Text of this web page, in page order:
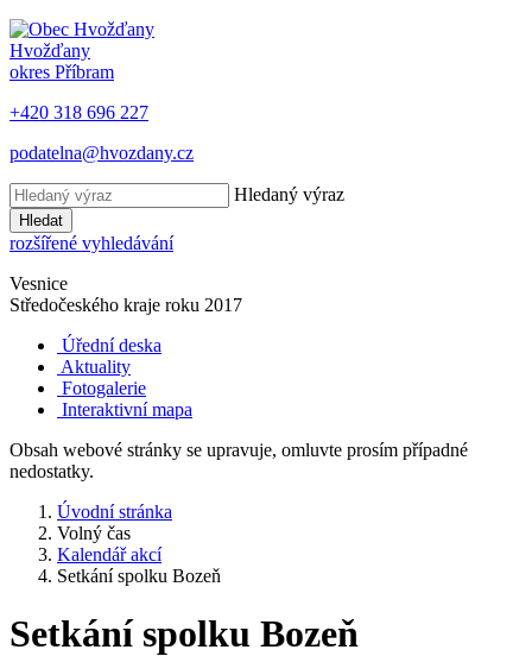
Hvožďany
okres Příbram
+420 318 696 227
podatelna@hvozdany.cz
Hledaný výraz
Hledat
rozšířené vyhledávání
Vesnice
Středočeského kraje roku 2017
Úřední deska
Aktuality
Fotogalerie
Interaktivní mapa
Obsah webové stránky se upravuje, omluvte prosím případné
nedostatky.
Úvodní stránka
Volný čas
Kalendář akcí
Setkání spolku Bozeň
Setkání spolku Bozeň